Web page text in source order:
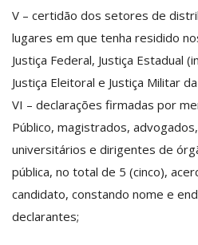
V – certidão dos setores de
lugares em que tenha residido
Justiça Federal, Justiça Estadual
Justiça Eleitoral e Justiça Militar
VI – declarações firmadas por
Público, magistrados,
universitários e dirigentes de
pública, no total de 5 (cinco),
candidato, constando nome e
declarantes;